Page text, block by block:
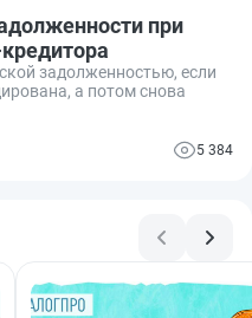
при
задолженностью, если
а потом снова
5 384